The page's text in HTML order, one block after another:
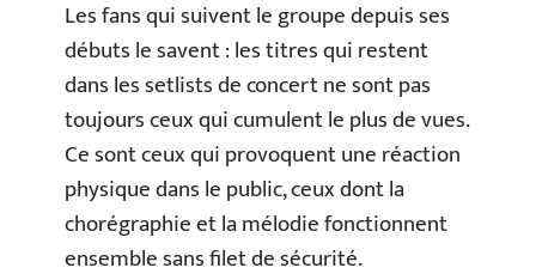
Les fans qui suivent le groupe depuis ses
débuts le savent : les titres qui restent
dans les setlists de concert ne sont pas
toujours ceux qui cumulent le plus de vues.
Ce sont ceux qui provoquent une réaction
physique dans le public, ceux dont la
chorégraphie et la mélodie fonctionnent
ensemble sans filet de sécurité.